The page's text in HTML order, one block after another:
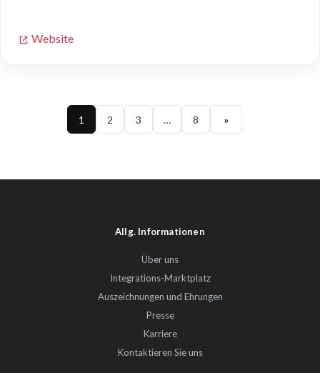
Website
1 2 3 … 8 »
Allg. Informationen
Über uns
Integrations-Marktplatz
Auszeichnungen und Ehrungen
Presse
Karriere
Kontaktieren Sie uns